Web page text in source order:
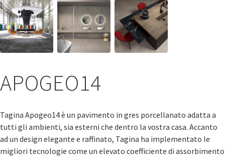
APOGEO14
Tagina Apogeo14 è un pavimento in gres porcellanato adatta a
tutti gli ambienti, sia esterni che dentro la vostra casa. Accanto
ad un design elegante e raffinato, Tagina ha implementato le
migliori tecnologie come un elevato coefficiente di assorbimento